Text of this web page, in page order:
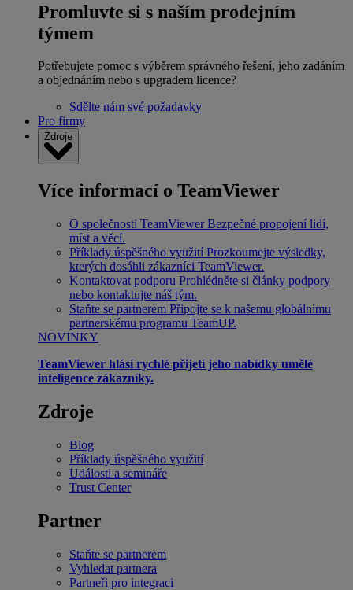
Promluvte si s naším prodejním
týmem
Potřebujete pomoc s výběrem správného řešení, jeho zadáním
a objednáním nebo s upgradem licence?
Sdělte nám své požadavky
Pro firmy
Zdroje
Více informací o TeamViewer
O společnosti TeamViewer Bezpečné propojení lidí,
míst a věcí.
Příklady úspěšného využití Prozkoumejte výsledky,
kterých dosáhli zákazníci TeamViewer.
Kontaktovat podporu Prohlédněte si články podpory
nebo kontaktujte náš tým.
Staňte se partnerem Připojte se k našemu globálnímu
partnerskému programu TeamUP.
NOVINKY
TeamViewer hlásí rychlé přijetí jeho nabídky umělé
inteligence zákazníky.
Zdroje
Blog
Příklady úspěšného využití
Události a semináře
Trust Center
Partner
Staňte se partnerem
Vyhledat partnera
Partneři pro integraci